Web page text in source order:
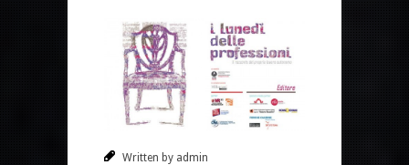
Written by admin